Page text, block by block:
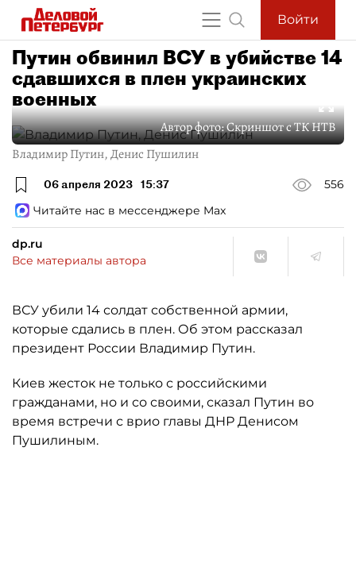
Войти
Путин обвинил ВСУ в убийстве 14
сдавшихся в плен украинских
военных
Автор фото:Скриншот с ТК НТВ
Владимир Путин, Денис Пушилин
06 апреля 2023 15:37
556
Читайте нас в мессенджере Max
dp.ru
Все материалы автора
ВСУ убили 14 солдат собственной армии,
которые сдались в плен. Об этом рассказал
президент России Владимир Путин.
Киев жесток не только с российскими
гражданами, но и со своими, сказал Путин во
время встречи с врио главы ДНР Денисом
Пушилиным.